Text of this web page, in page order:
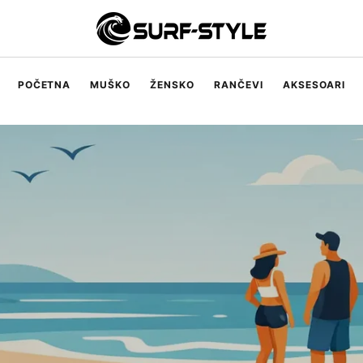
POČETNA MUŠKO
Muške majice
ŽENSKO RANČEVI AKSESOARI